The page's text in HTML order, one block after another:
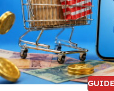
GUIDE